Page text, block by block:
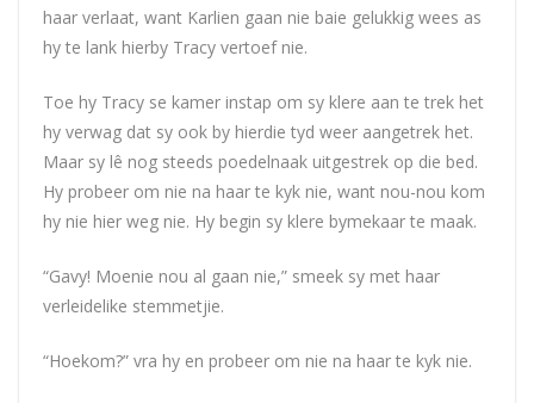
haar verlaat, want Karlien gaan nie baie gelukkig wees as
hy te lank hierby Tracy vertoef nie.
Toe hy Tracy se kamer instap om sy klere aan te trek het
hy verwag dat sy ook by hierdie tyd weer aangetrek het.
Maar sy lê nog steeds poedelnaak uitgestrek op die bed.
Hy probeer om nie na haar te kyk nie, want nou-nou kom
hy nie hier weg nie. Hy begin sy klere bymekaar te maak.
“Gavy! Moenie nou al gaan nie,” smeek sy met haar
verleidelike stemmetjie.
“Hoekom?” vra hy en probeer om nie na haar te kyk nie.